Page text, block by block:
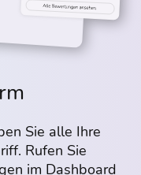
Sie alle Ihre
Rufen Sie
im Dashboard